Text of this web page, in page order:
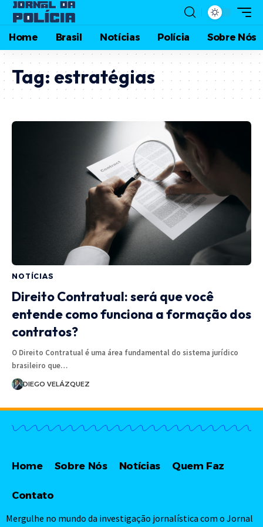
Home Brasil Notícias Polícia Sobre Nós
Tag: estratégias
NOTÍCIAS
Direito Contratual: será que você
entende como funciona a formação dos
contratos?
O Direito Contratual é uma área fundamental do sistema jurídico
brasileiro que…
DIEGO VELÁZQUEZ
Home Sobre Nós Notícias Quem Faz
Contato
Mergulhe no mundo da investigação jornalística com o Jornal